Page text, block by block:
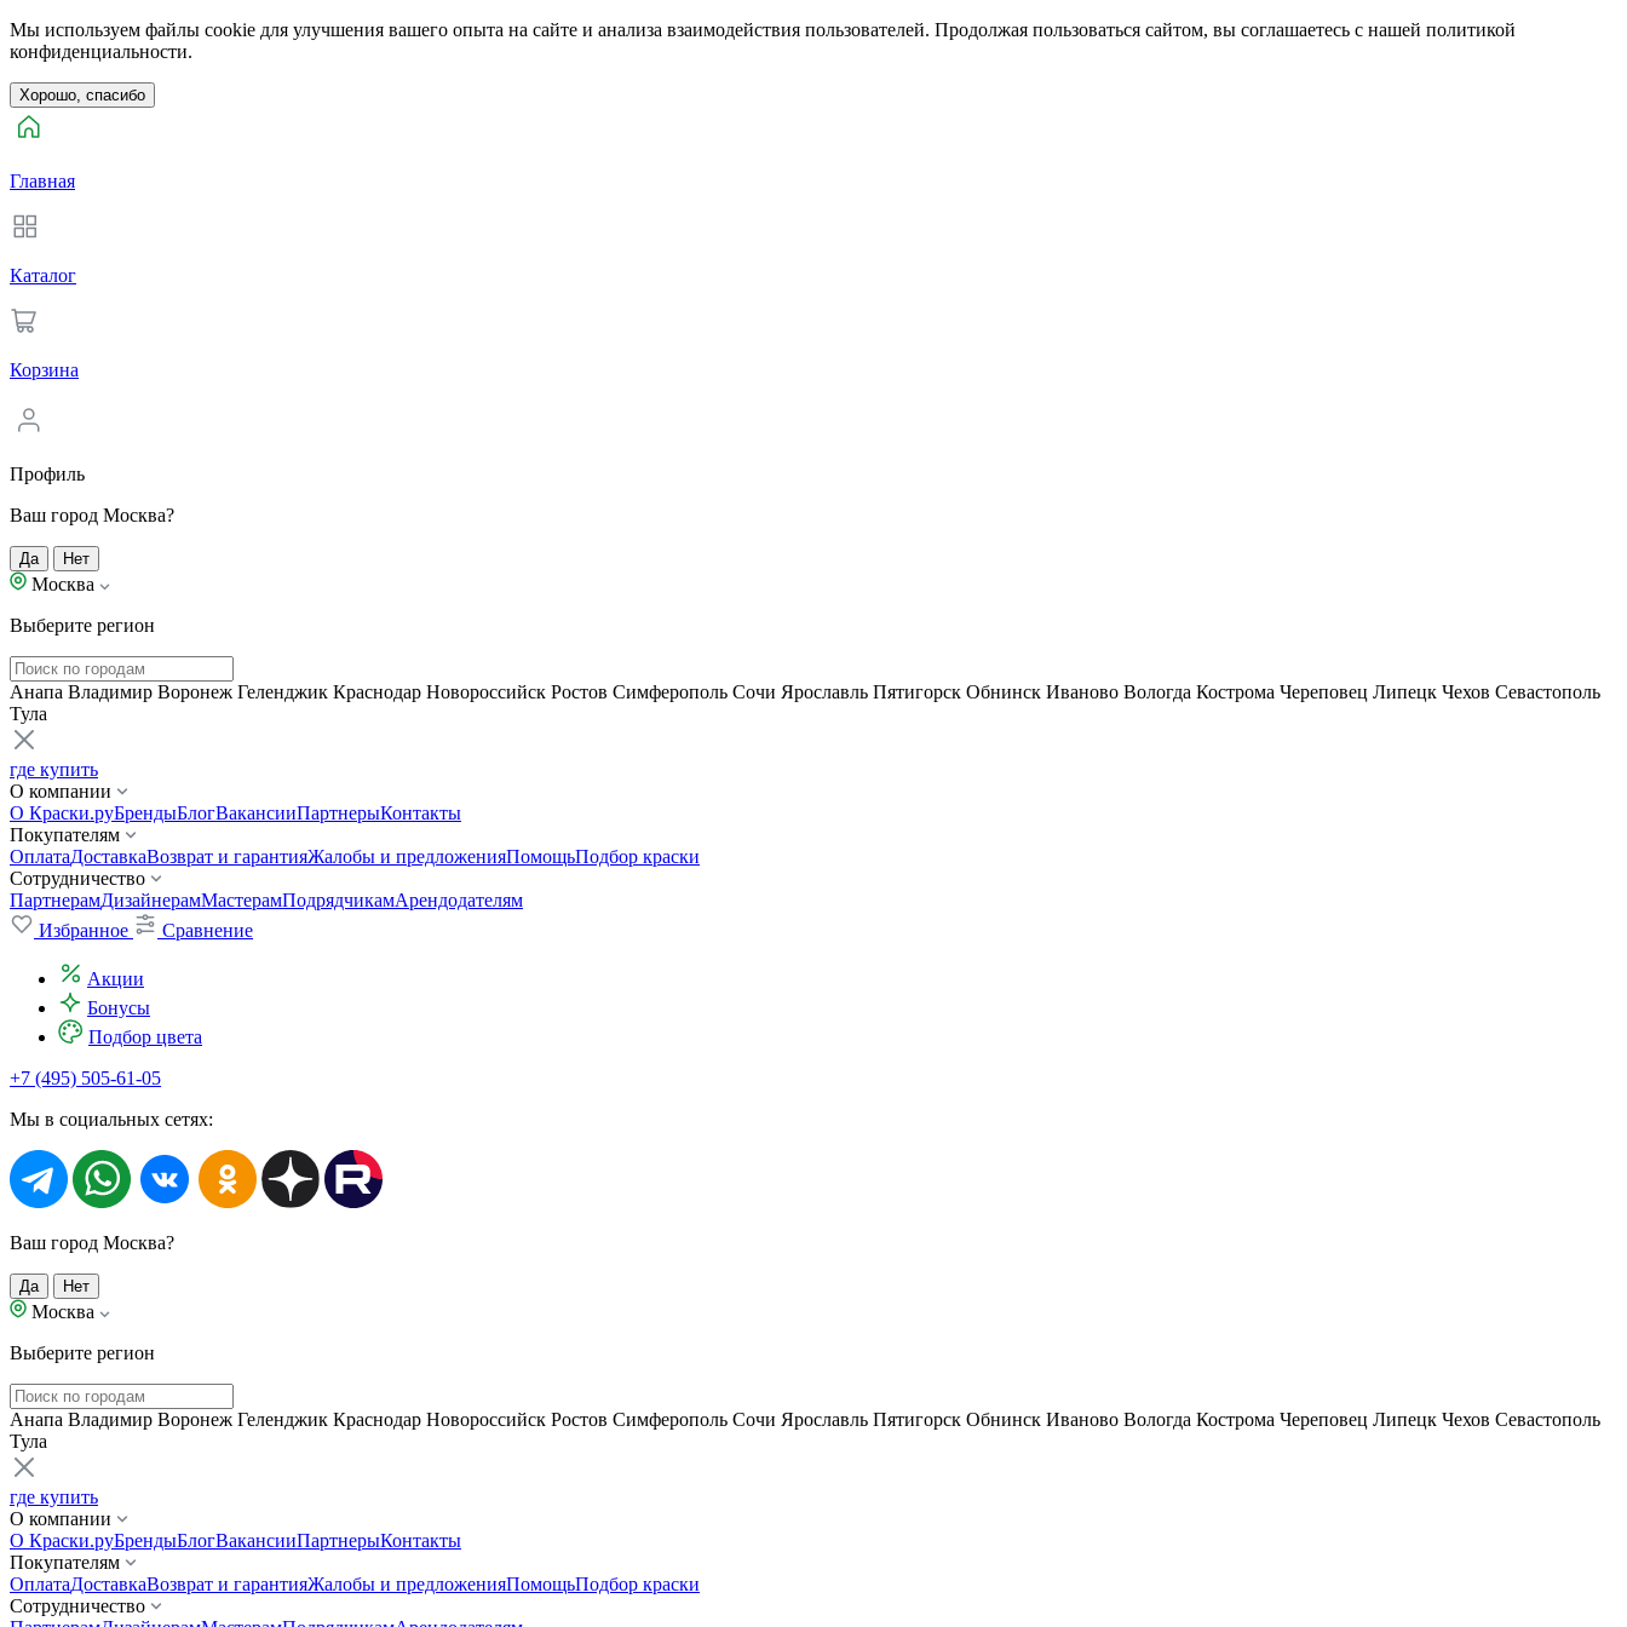
Мы используем файлы cookie для улучшения вашего опыта на сайте и анализа взаимодействия пользователей. Продолжая пользоваться сайтом, вы соглашаетесь с нашей политикой
конфиденциальности.
Хорошо, спасибо
Главная
Каталог
Корзина
Профиль
Ваш город Москва?
Да Нет
Москва
Выберите регион
Анапа Владимир Воронеж Геленджик Краснодар Новороссийск Ростов Симферополь Сочи Ярославль Пятигорск Обнинск Иваново Вологда Кострома Череповец Липецк Чехов Севастополь
Тула
где купить
О компании
О Краски.руБрендыБлогВакансииПартнерыКонтакты
Покупателям
ОплатаДоставкаВозврат и гарантияЖалобы и предложенияПомощьПодбор краски
Сотрудничество
ПартнерамДизайнерамМастерамПодрядчикамАрендодателям
Избранное
Сравнение
Акции
Бонусы
Подбор цвета
+7 (495) 505-61-05
Мы в социальных сетях:
Ваш город Москва?
Да Нет
Москва
Выберите регион
Анапа Владимир Воронеж Геленджик Краснодар Новороссийск Ростов Симферополь Сочи Ярославль Пятигорск Обнинск Иваново Вологда Кострома Череповец Липецк Чехов Севастополь
Тула
где купить
О компании
О Краски.руБрендыБлогВакансииПартнерыКонтакты
Покупателям
ОплатаДоставкаВозврат и гарантияЖалобы и предложенияПомощьПодбор краски
Сотрудничество